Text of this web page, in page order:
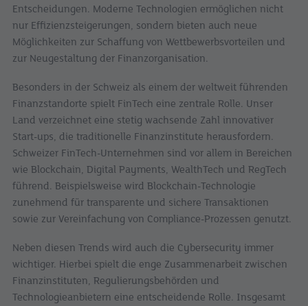
Entscheidungen. Moderne Technologien ermöglichen nicht
nur Effizienzsteigerungen, sondern bieten auch neue
Möglichkeiten zur Schaffung von Wettbewerbsvorteilen und
zur Neugestaltung der Finanzorganisation.
Besonders in der Schweiz als einem der weltweit führenden
Finanzstandorte spielt FinTech eine zentrale Rolle. Unser
Land verzeichnet eine stetig wachsende Zahl innovativer
Start-ups, die traditionelle Finanzinstitute herausfordern.
Schweizer FinTech-Unternehmen sind vor allem in Bereichen
wie Blockchain, Digital Payments, WealthTech und RegTech
führend. Beispielsweise wird Blockchain-Technologie
zunehmend für transparente und sichere Transaktionen
sowie zur Vereinfachung von Compliance-Prozessen genutzt.
Neben diesen Trends wird auch die Cybersecurity immer
wichtiger. Hierbei spielt die enge Zusammenarbeit zwischen
Finanzinstituten, Regulierungsbehörden und
Technologieanbietern eine entscheidende Rolle. Insgesamt